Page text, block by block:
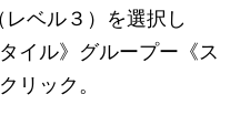
ベル３）を選択し
イル》グループー《ス
リック。